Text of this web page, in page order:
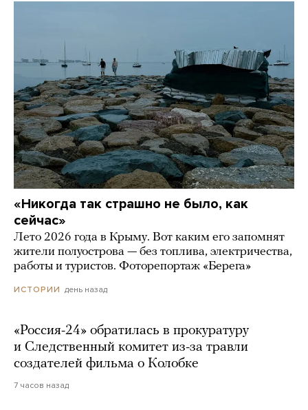
«Никогда так страшно не было, как
сейчас»
Лето 2026 года в Крыму. Вот каким его запомнят
жители полуострова — без топлива, электричества,
работы и туристов. Фоторепортаж «Берега»
ИСТОРИИ день назад
«Россия-24» обратилась в прокуратуру
и Следственный комитет из-за травли
создателей фильма о Колобке
7 часов назад